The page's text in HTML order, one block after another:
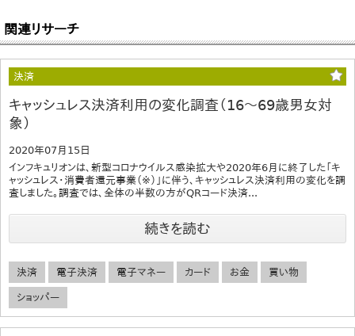
関連リサーチ
決済
キャッシュレス決済利用の変化調査（16～69歳男女対
象）
2020年07月15日
インフキュリオンは、新型コロナウイルス感染拡大や2020年6月に終了した「キ
ャッシュレス・消費者還元事業（※）」に伴う、キャッシュレス決済利用の変化を調
査しました。調査では、全体の半数の方がQRコード決済...
続きを読む
決済 電子決済 電子マネー カード お金 買い物
ショッパー